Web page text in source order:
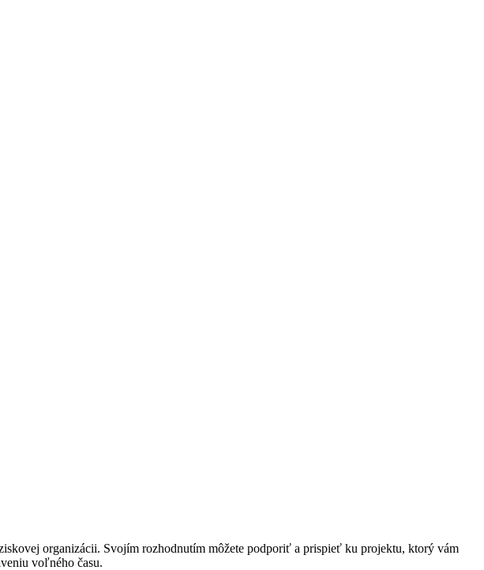
organizácii. Svojím rozhodnutím môžete podporiť a prispieť ku projektu, ktorý vám
voľného času.